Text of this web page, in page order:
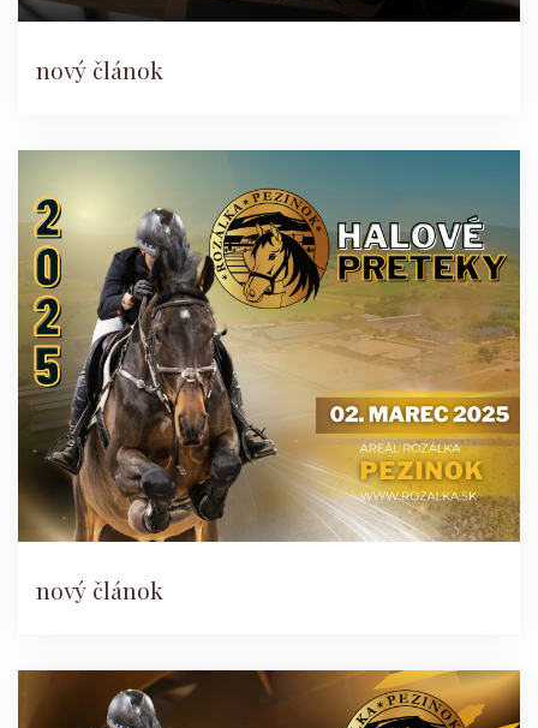
nový článok
nový článok